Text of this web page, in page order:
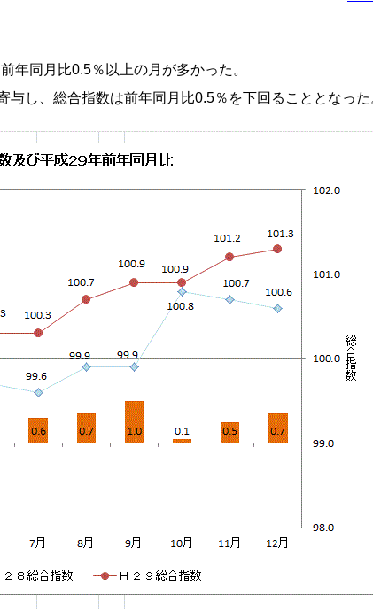
同月比0.5％以上の月が多かった。
し、総合指数は前年同月比0.5％を下回ることとなった